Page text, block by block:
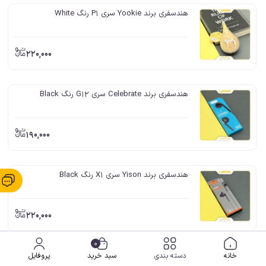
هندسفری برند Yookie سری P1 رنگ White
220,000
هندسفری برند Celebrate سری G12 رنگ Black
190,000
هندسفری برند Yison سری X1 رنگ Black
220,000
هندسفری برند Yison سری X1 رنگ White پروفایل
0
سبد خرید دسته بندی خانه